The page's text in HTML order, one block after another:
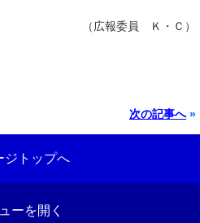
（広報委員 Ｋ・Ｃ）
次の記事へ»
ジトップへ
ーを開く